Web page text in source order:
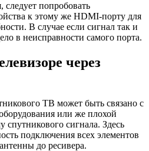
следует попробовать
к этому же HDMI-порту для
В случае если сигнал так и
в неисправности самого порта.
через
ТВ может быть связано с
или же плохой
сигнала. Здесь
подключения всех элементов
до ресивера.